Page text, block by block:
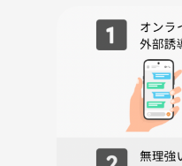
こちらは当日、現金または
※当日キャンセルの場合、レ